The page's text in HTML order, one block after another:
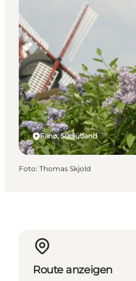
Fanø, Südjütland
Foto: Thomas Skjold
Route anzeigen